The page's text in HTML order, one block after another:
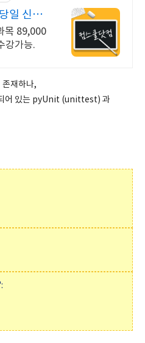
일 신청
목 89,000
강가능.
존재하나,
어 있는 pyUnit (unittest) 과